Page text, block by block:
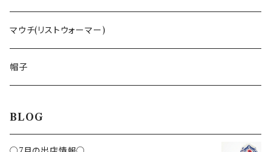
ペンダント
くるみ割り
レモン絞り
ミトンブロッカー
ライ麦パン
ジンジャークッキー
花柄
いぬ
マウチ(リストウォーマー)
帽子
BLOG